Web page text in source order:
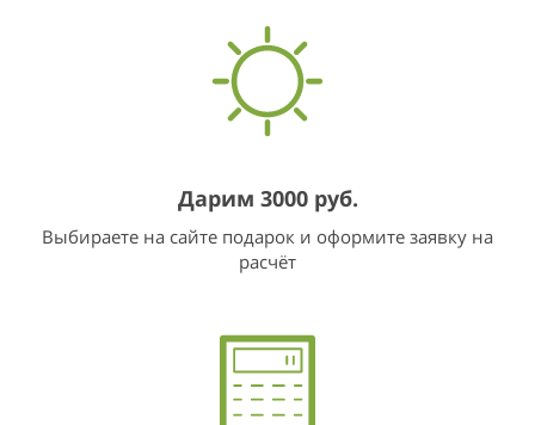
Дарим 3000 руб.
Выбираете на сайте подарок и оформите заявку на
расчёт